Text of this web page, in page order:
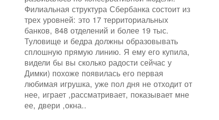
Филиальная структура Сбербанка состоит из
трех уровней: это 17 территориальных
банков, 848 отделений и более 19 тыс.
Туловище и бедра должны образовывать
сплошную прямую линию. Я ему его купила,
видели бы вы сколько радости сейчас у
Димки) похоже появилась его первая
любимая игрушка, уже пол дня не отходит от
нее, играет ,рассматривает, показывает мне
ее, двери ,окна..